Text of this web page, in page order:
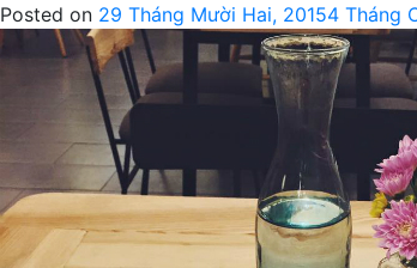
Posted on 29 Tháng Mười Hai, 20154 Tháng